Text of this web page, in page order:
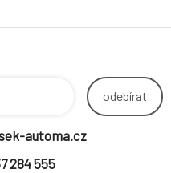
odebírat
automa.cz
284 555